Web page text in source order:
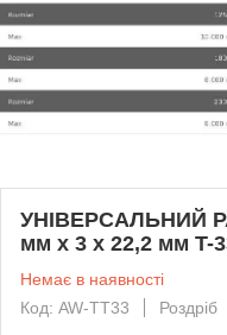
УНІВЕРСАЛЬНИЙ
мм x 3 x 22,2 мм T-
Немає в наявності
Код: AW-TT33
Роздріб